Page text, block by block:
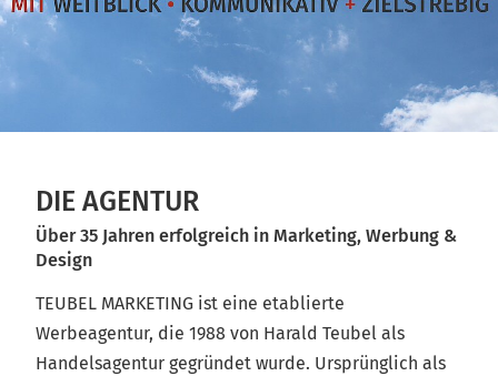
ERFAHRUNG
ZEICHNET
UNS AUS
DIE AGENTUR
Über 35 Jahren erfolgreich in Marketing, Werbung &
Design
TEUBEL MARKETING ist eine etablierte
Werbeagentur, die 1988 von Harald Teubel als
Handelsagentur gegründet wurde. Ursprünglich als